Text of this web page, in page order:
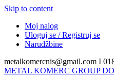
Skip to content
Moj nalog
Uloguj se / Registruj se
Narudžbine
metalkomercnis@gmail.com I
METAL KOMERC GROUP